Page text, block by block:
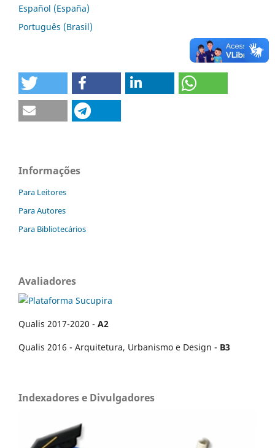
Español (España)
Português (Brasil)
Informações
Para Leitores
Para Autores
Para Bibliotecários
Avaliadores
Qualis 2017-2020 - A2
Qualis 2016 - Arquitetura, Urbanismo e Design - B3
Indexadores e Divulgadores